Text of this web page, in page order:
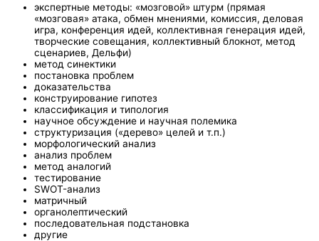
экспертные методы: «мозговой» штурм (прямая
«мозговая» атака, обмен мнениями, комиссия, деловая
игра, конференция идей, коллективная генерация идей,
творческие совещания, коллективный блокнот, метод
сценариев, Дельфи)
метод синектики
постановка проблем
доказательства
конструирование гипотез
классификация и типология
научное обсуждение и научная полемика
структуризация («дерево» целей и т.п.)
морфологический анализ
анализ проблем
метод аналогий
тестирование
SWOT-анализ
матричный
органолептический
последовательная подстановка
другие